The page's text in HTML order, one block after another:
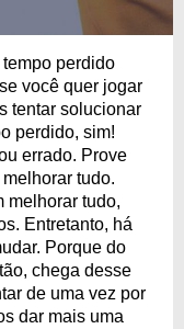
perdido
você quer jogar
tentar solucionar
perdido, sim!
errado. Prove
tudo.
melhorar tudo,
Entretanto, há
Porque do
chega desse
de uma vez por
dar mais uma